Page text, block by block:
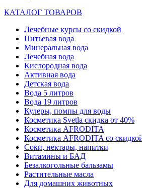
КАТАЛОГ ТОВАРОВ
Лечебные курсы со скидкой
Питьевая вода
Минеральная вода
Лечебная вода
Кислородная вода
Активная вода
Детская вода
Вода 5 литров
Вода 19 литров
Кулеры, помпы для воды
Косметика Svetla скидка от 40%
Косметика AFRODITA
Косметика AFRODITA со
Соки, нектары, напитки
Витамины и БАД
Безалкогольные бальзамы
Растительные масла
Для домашних животных